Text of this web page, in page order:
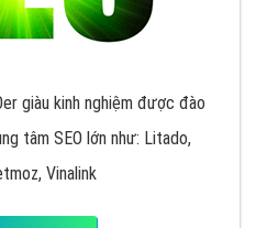
giàu kinh nghiệm được đào
tâm SEO lớn như: Litado,
Vinalink